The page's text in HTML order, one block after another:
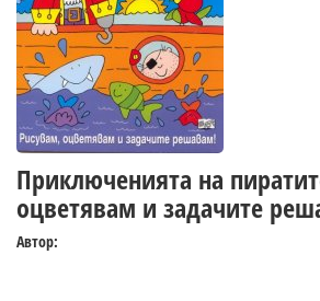
Приключенията на
оцветявам и задачите
Автор: